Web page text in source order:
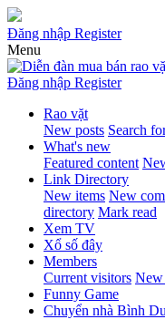
Đăng nhập Register
Menu
Đăng nhập Register
Rao vặt
New posts Search
What's new
Featured content
Link Directory
New items New
directory Mark read
Xem TV
Xổ số đây
Members
Current visitors New
Funny Game
Chuyển nhà Bình